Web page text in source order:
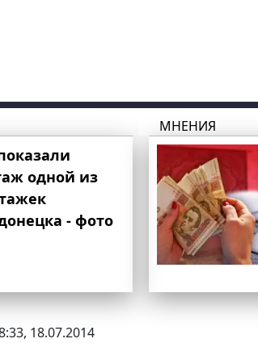
одной из
- фото
МНЕНИЯ
18.07.2014